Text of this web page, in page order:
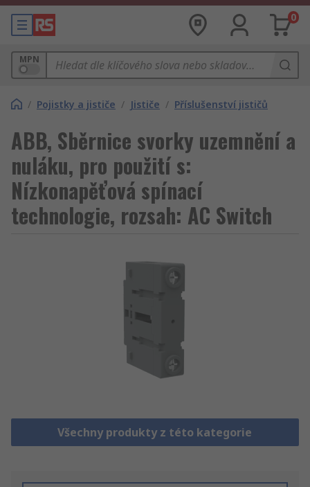
0
MPN
/ Pojistky a jističe / Jističe / Příslušenství jističů
ABB, Sběrnice svorky uzemnění a
nuláku, pro použití s:
Nízkonapěťová spínací
technologie, rozsah: AC Switch
Všechny produkty z této kategorie